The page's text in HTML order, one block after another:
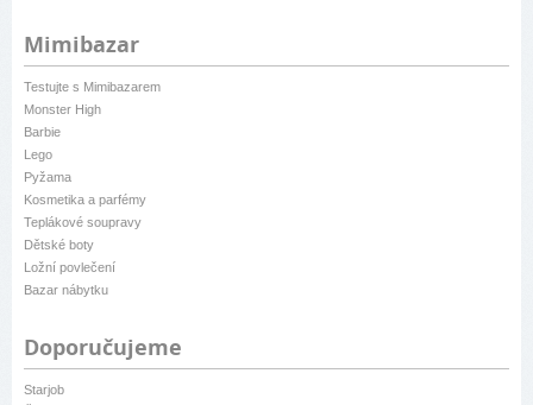
Mimibazar
Testujte s Mimibazarem
Monster High
Barbie
Lego
Pyžama
Kosmetika a parfémy
Teplákové soupravy
Dětské boty
Ložní povlečení
Bazar nábytku
Doporučujeme
Starjob